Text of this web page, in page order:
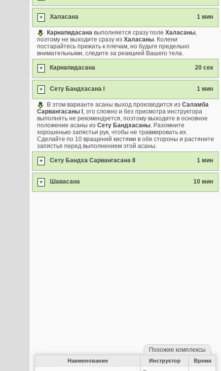
+ Халасана 1 мин
Карнапидасана выполняется сразу поле Халасаны,
поэтому не выходите сразу из Халасаны. Колени
постарайтесь прижать к плечам, но будьте предельно
внимательными, следите за реакцией Вашего тела.
+ Карнапидасана 20 сек
+ Сету Бандхасана I 1 мин
В этом варианте асаны выход производится из Саламба
Сарвангасаны I , это сложно и без присмотра инструктора
выполнять не рекомендуется, поэтому выходите в основное
положение асаны из Сету Бандхасаны. Разомните
хорошенько запястья рук, чтобы не травмировать их.
Сделайте по 10 вращений кистями в обе стороны и растяните
запястья перед выполнением этой асаны.
+ Сету Бандха Сарвангасана II 1 мин
+ Шавасана 10 мин
Похожие комплексы
Наименование Инструктор
Время